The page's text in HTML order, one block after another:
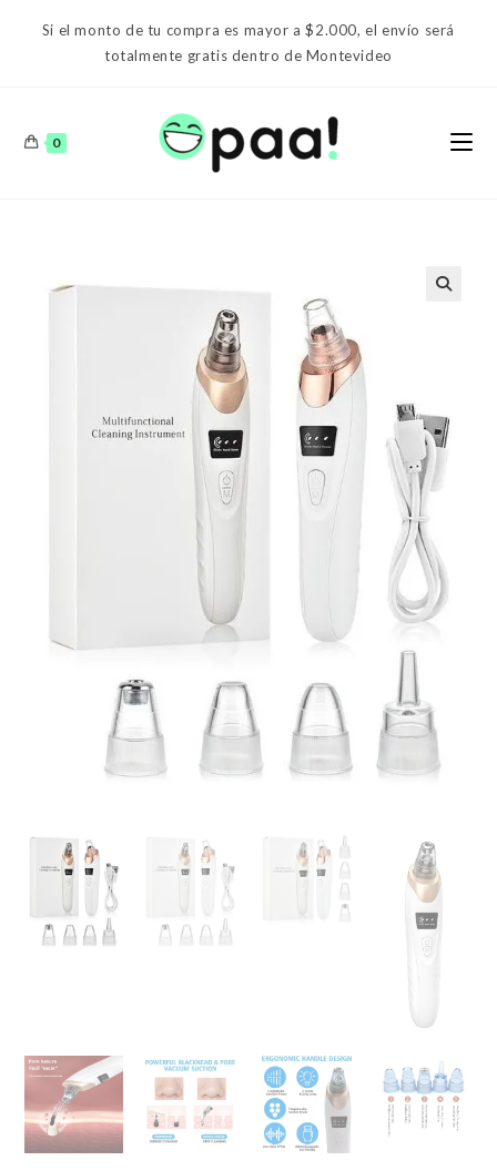
Si el monto de tu compra es mayor a $2.000, el envío será
totalmente gratis dentro de Montevideo
0